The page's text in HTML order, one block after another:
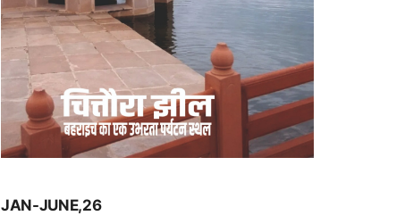
JAN-JUNE,26